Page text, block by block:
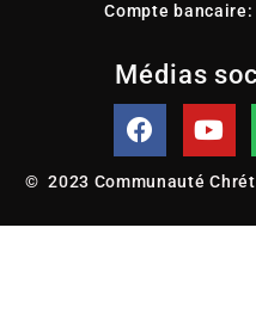
Compte bancaire:
Médias
© 2023 Communauté